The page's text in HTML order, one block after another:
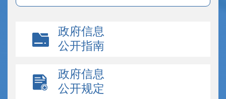
政府信息
公开指南
政府信息
公开规定